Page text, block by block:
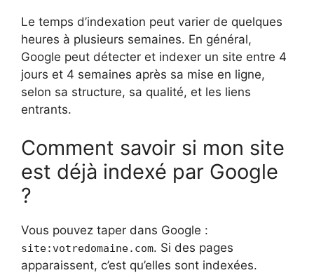
Le temps d’indexation peut varier de quelques
heures à plusieurs semaines. En général,
Google peut détecter et indexer un site entre 4
jours et 4 semaines après sa mise en ligne,
selon sa structure, sa qualité, et les liens
entrants.
Comment savoir si mon site
est déjà indexé par Google
?
Vous pouvez taper dans Google :
site:votredomaine.com. Si des pages
apparaissent, c’est qu’elles sont indexées.